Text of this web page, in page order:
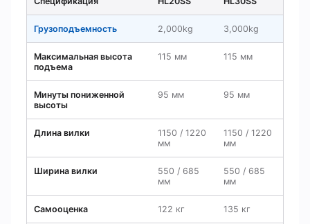
Грузоподъемность 2,000kg 3,000kg
Максимальная высота
подъема
115 мм 115 мм
Минуты пониженной
высоты
95 мм 95 мм
Длина вилки
1150 / 1220
мм
1150 / 1220
мм
Ширина вилки
550 / 685
мм
550 / 685
мм
Самооценка 122 кг 135 кг